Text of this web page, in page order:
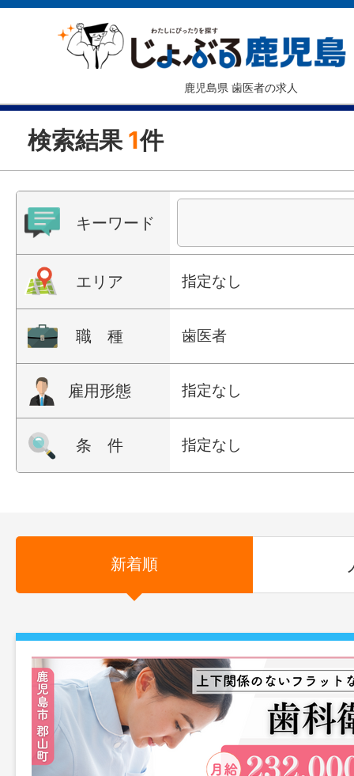
鹿児島県 歯医者の求人
検索結果 1件
キーワード
エリア 指定なし
職 種 歯医者
雇用形態 指定なし
条 件 指定なし
新着順